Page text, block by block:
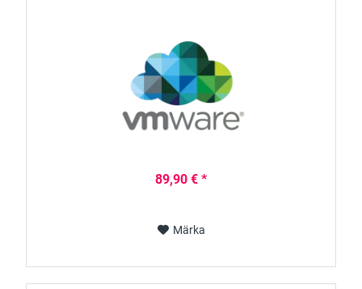
89,90 € *
Märka